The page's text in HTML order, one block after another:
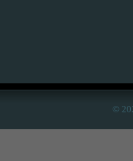
©